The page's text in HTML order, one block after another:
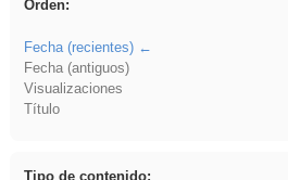
Orden:
Fecha (recientes)
Fecha (antiguos)
Visualizaciones
Título
Tipo de contenido: